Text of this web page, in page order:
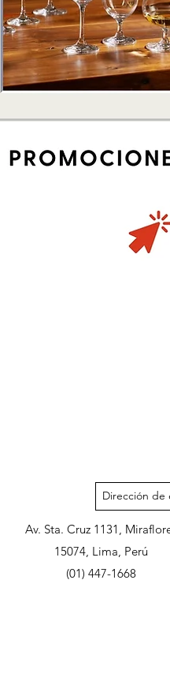
Av. Sta. Cruz 1131,
15074, Lima, Perú
(01) 447-1668